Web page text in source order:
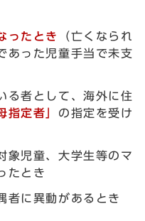
ったとき
（亡くなられ
あった児童手当で未支
る者として、海外に住
指定者」 の指定を受け
象児童、大学生等のマ
たとき
者に異動があるとき